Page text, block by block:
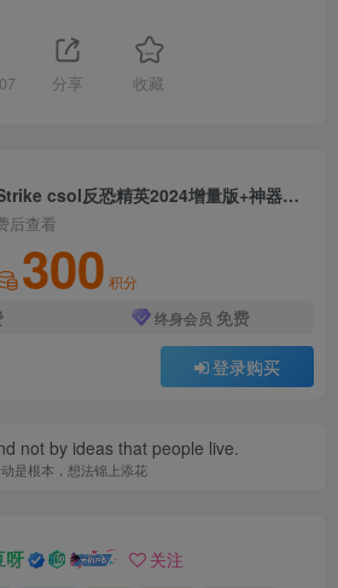
分享 收藏
【一键安装】Counter-Strike csol反恐精英2024增量版+神器时代+魔法精英+丧尸狂潮+暗黑魔翼
后查看
300 积分
终身会员 免费
登录购买
not by ideas that people live.
是根本，想法锦上添花
呀 关注